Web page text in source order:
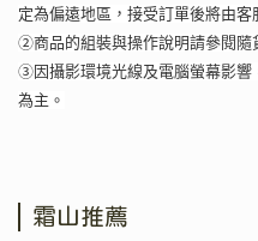
定為偏遠地區，接受訂單後將由客
②商品的組裝與操作說明請參閱隨
③因攝影環境光線及電腦螢幕影響
為主。
霜山推薦